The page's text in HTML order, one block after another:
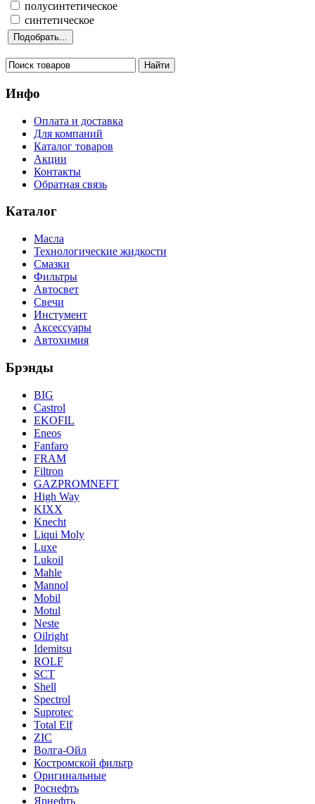
полусинтетическое
синтетическое
Инфо
Оплата и доставка
Для компаний
Каталог товаров
Акции
Контакты
Обратная связь
Каталог
Масла
Технологические жидкости
Смазки
Фильтры
Автосвет
Свечи
Инстумент
Аксессуары
Автохимия
Брэнды
BIG
Castrol
EKOFIL
Eneos
Fanfaro
FRAM
Filtron
GAZPROMNEFT
High Way
KIXX
Knecht
Liqui Moly
Luxe
Lukoil
Mahle
Mannol
Mobil
Motul
Neste
Oilright
Idemitsu
ROLF
SCT
Shell
Spectrol
Suprotec
Total Elf
ZIC
Волга-Ойл
Костромской фильтр
Оригинальные
Роснефть
Ярнефть